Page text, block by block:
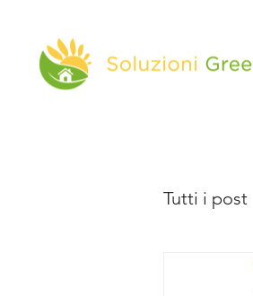
Tutti i post